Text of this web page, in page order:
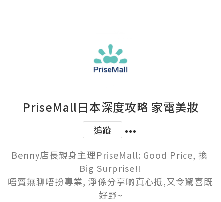
PriseMall日本深度攻略 家電美妝
追蹤
Benny店長親身主理PriseMall: Good Price, 換
Big Surprise!!
唔賣無聊唔扮專業, 淨係分享啲真心抵,又令驚喜既
好野~